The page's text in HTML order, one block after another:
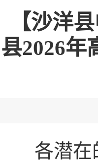
【沙洋
县2026年
各潜在